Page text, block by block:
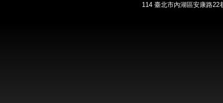
114 臺北市內湖區安康路22